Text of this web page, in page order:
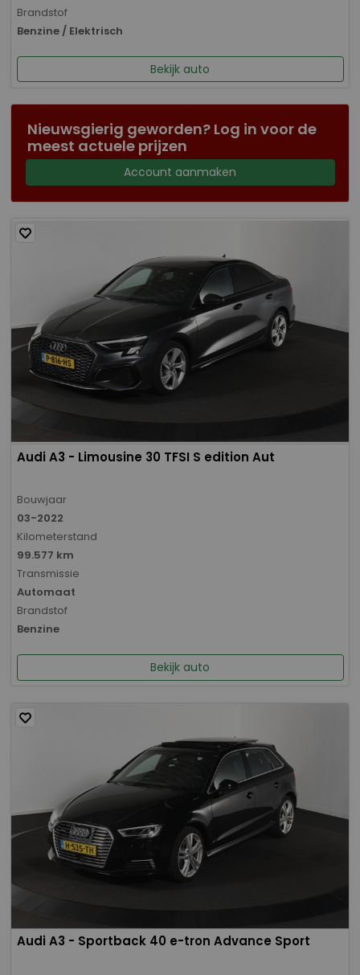
Brandstof
Benzine / Elektrisch
Bekijk auto
Nieuwsgierig geworden? Log in voor de
meest actuele prijzen
Account aanmaken
Audi A3 - Limousine 30 TFSI S edition Aut
Bouwjaar
03-2022
Kilometerstand
99.577 km
Transmissie
Automaat
Brandstof
Benzine
Bekijk auto
Audi A3 - Sportback 40 e-tron Advance Sport